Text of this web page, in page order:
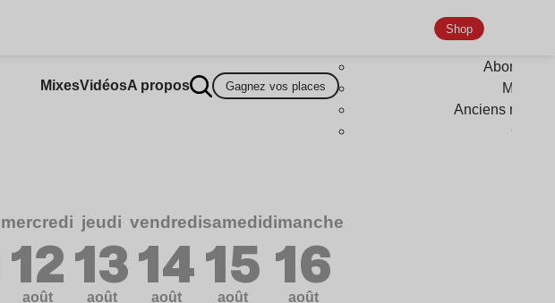
MixesVidéosA propos Gagnez vos places
Shop
Anciens
mercredi
12
août
jeudi
13
août
vendredi
14
août
samedi
15
août
dimanche
16
août